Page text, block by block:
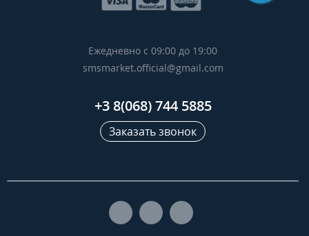
Ежедневно с 09:00 до 19:00
smsmarket.official@gmail.com
+3 8(068) 744 5885
Заказать звонок